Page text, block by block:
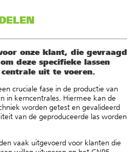
onze klant, die gevraagd
deze specifieke lassen
uit te voeren.
cruciale fase in de productie van
in kerncentrales. Hiermee kan de
worden getest en gevalideerd
van de geproduceerde las worden
vaak uitgevoerd voor klanten die